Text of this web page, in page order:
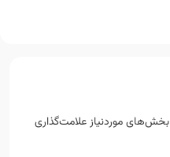
بخش‌های موردنیاز علامت‌گذاری